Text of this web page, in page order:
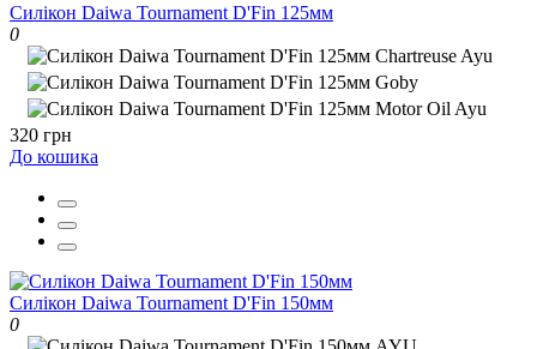
Силікон Daiwa Tournament D'Fin 125мм
0
320 грн
До кошика
Силікон Daiwa Tournament D'Fin 150мм
0